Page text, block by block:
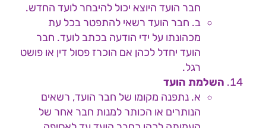
חבר הועד היוצא יכול להיבחר לועד החדש.
ב. חבר הועד רשאי להתפטר בכל עת
מכהונתו על ידי הודעה בכתב לועד. חבר
הועד יחדל לכהן אם הוכרז פסול דין או פושט
רגל.
השלמת הועד
א. נתפנה מקומו של חבר הועד, רשאים
הנותרים או הכותר למנות חבר אחר של